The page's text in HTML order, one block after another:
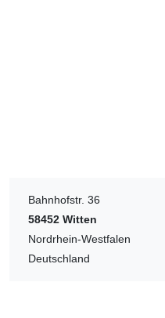
Bahnhofstr. 36
58452 Witten
Nordrhein-Westfalen
Deutschland